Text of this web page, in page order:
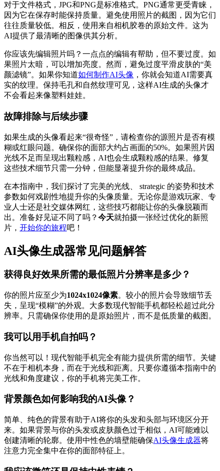
对于文件格式，JPG和PNG是标准格式。PNG通常更受青睐，
因为它在保存时能保持质量。避免使用照片的截图，因为它们
往往质量较低。相反，使用来自相机胶卷的原始文件。这为
AI提供了最清晰的图像供其分析。
你应该先编辑照片吗？一点点的编辑有帮助，但不要过度。如
果照片太暗，可以增加亮度。然而，避免过度平滑皮肤的“美
颜滤镜”。如果你知道如何制作AI头像 ，你就会知道AI需要真
实的纹理。保持毛孔和自然纹理可见，这样AI生成的头像才
不会看起来像塑料娃娃。
故障排除与后续步骤
如果生成的头像看起来“很奇怪”，请检查你的源照片是否有模
糊或红眼问题。确保你的面部大约占画面的50%。如果照片因
光线不足而呈现出颗粒感，AI也会生成颗粒感的结果。修复
这些技术细节只需一分钟，但能显著提升你的最终成品。
在本指南中，我们探讨了完美的光线、 strategic 的姿势和技术
参数如何戏剧性地提升你的头像质量。无论你是游戏玩家、专
业人士还是社交媒体网红，这些技巧都能让你的头像脱颖而
出。准备好见证不同了吗？ 今天就拍摄一张经过优化的新照
片， 开始你的旅程吧！
AI头像生成器常见问题解答
获得良好效果所需的最低照片分辨率是多少？
你的照片应至少为1024x1024像素。较小的照片会导致细节丢
失，呈现“模糊”的外观。大多数现代智能手机都轻松超过此分
辨率。只需确保你使用的是原始照片，而不是低质量的截图。
我可以用手机自拍吗？
你当然可以！现代智能手机完全有能力提供所需的细节。关键
不在于相机本身，而在于光线和距离。只要你遵循本指南中的
光线和角度建议，你的手机将完美工作。
背景颜色如何影响我的AI头像？
简单、纯色的背景有助于AI将你的头发和头部与环境区分开
来。如果背景与你的头发或皮肤颜色过于相似，AI可能难以
创建清晰的轮廓。使用中性色的墙壁能确保AI头像生成器将
注意力完全集中在你的面部特征上。